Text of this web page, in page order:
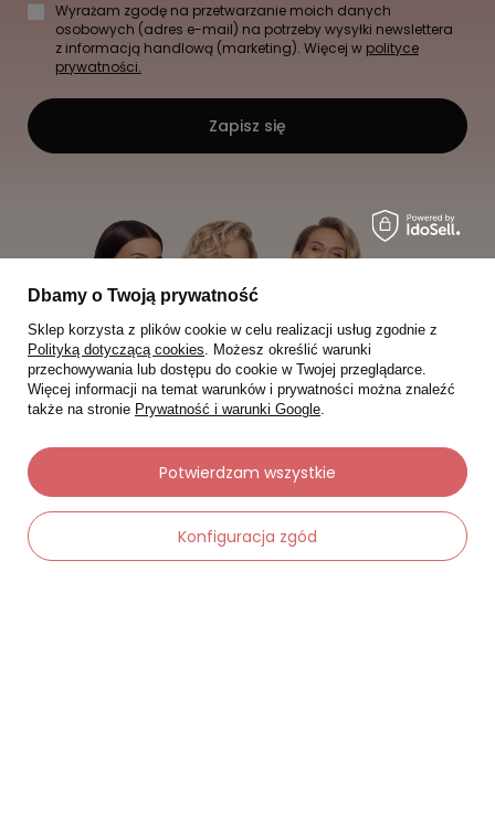
Wyrażam zgodę na przetwarzanie moich danych
osobowych (adres e-mail) na potrzeby wysyłki newslettera
z informacją handlową (marketing). Więcej w polityce
prywatności.
Zapisz się
Moje zamówienia
Dbamy o Twoją prywatność
Sklep korzysta z plików cookie w celu realizacji usług zgodnie z
Polityką dotyczącą cookies. Możesz określić warunki
przechowywania lub dostępu do cookie w Twojej przeglądarce.
Więcej informacji na temat warunków i prywatności można znaleźć
także na stronie Prywatność i warunki Google.
Konfiguracja zgód
Potwierdzam wszystkie